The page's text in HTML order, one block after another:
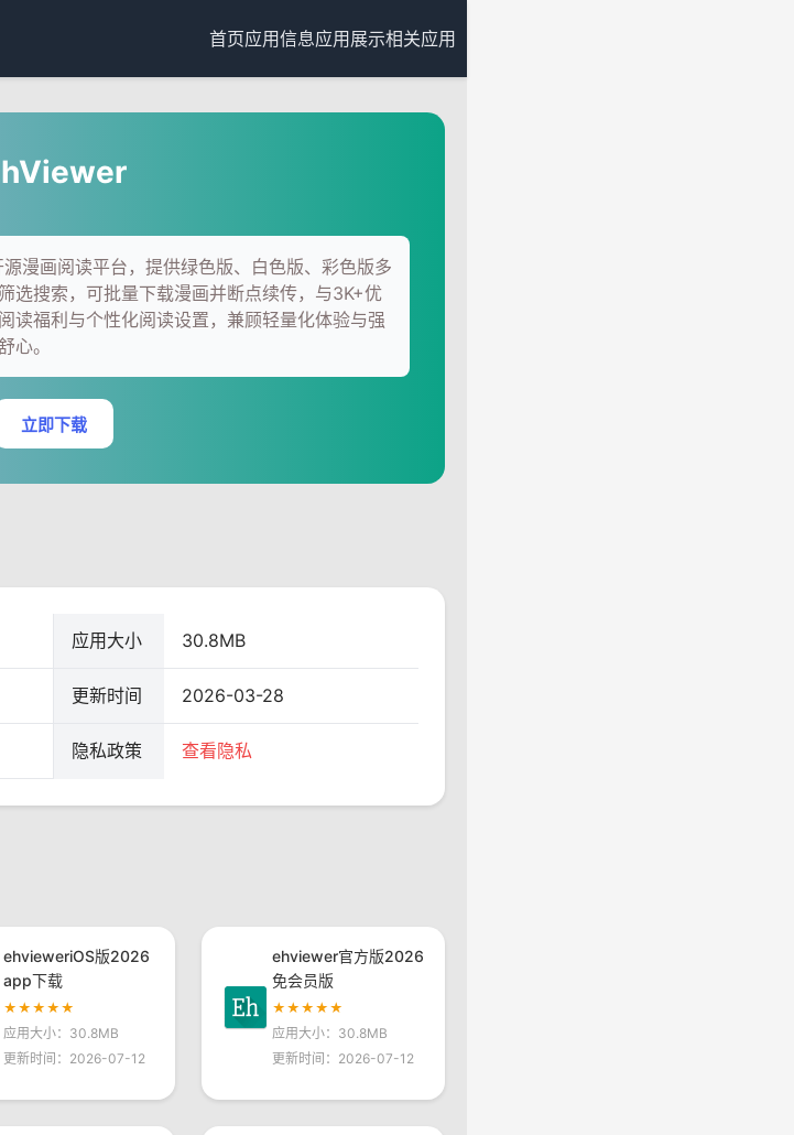
首页应用信息应用展示相关应用
漫画阅读平台，提供绿色版、白色版、彩色版多
选搜索，可批量下载漫画并断点续传，与3K+优
读福利与个性化阅读设置，兼顾轻量化体验与强
心。
立即下载
应用大小 30.8MB
更新时间 2026-03-28
隐私政策 查看隐私
ehvieweriOS版2026
app下载
★★★★★
应用大小：30.8MB
更新时间：2026-07-12
ehviewer官方版2026
免会员版
★★★★★
应用大小：30.8MB
更新时间：2026-07-12